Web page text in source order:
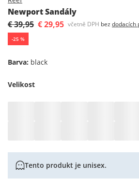
Newport Sandály
€ 39,95 € 29,95 včetně DPH bez dodacích
-25 %
Barva: black
Velikost
Tento produkt je unisex.